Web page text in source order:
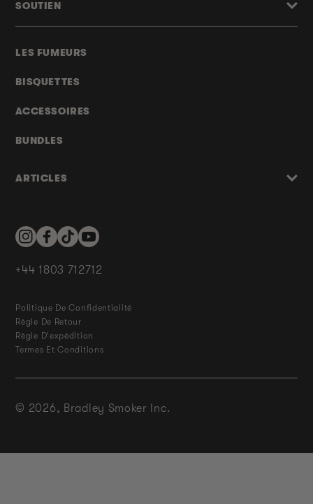
LES FUMEURS
BISQUETTES
ACCESSOIRES
BUNDLES
ARTICLES
SOUTIEN
InstagramFacebookTikTokYouTube
+44 1803 712712
Politique De Confidentialité
Règle De Retour
Règle D'expédition
Termes Et Conditions
© 2026, Bradley Smoker Inc.